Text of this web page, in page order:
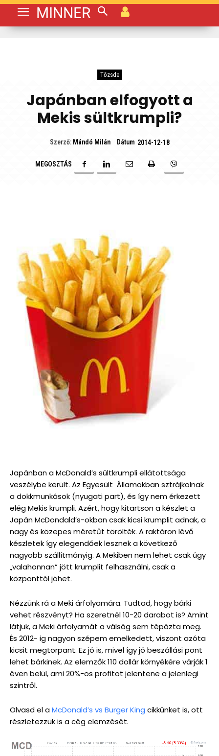
MINNER
Tőzsde
Japánban elfogyott a
Mekis sültkrumpli?
Szerző: Mándó Milán Dátum 2014-12-18
MEGOSZTÁS
Japánban a McDonald’s sültkrumpli ellátottsága
veszélybe került. Az Egyesült Államokban sztrájkolnak
a dokkmunkások (nyugati part), és így nem érkezett
elég Mekis krumpli. Azért, hogy kitartson a készlet a
Japán McDondald’s-okban csak kicsi krumplit adnak, a
nagy és közepes méretűt törölték. A raktáron lévő
készletek így elegendőek lesznek a következő
nagyobb szállítmányig. A Mekiben nem lehet csak úgy
„valahonnan” jött krumplit felhasználni, csak a
központtól jöhet.
Nézzünk rá a Meki árfolyamára. Tudtad, hogy bárki
vehet részvényt? Ha szeretnél 10-20 darabot is? Amint
látjuk, a Meki árfolyamát a válság sem tépázta meg.
És 2012- ig nagyon szépem emelkedett, viszont azóta
kicsit megtorpant. Ez jó is, mivel így jó beszállási pont
lehet bárkinek. Az elemzők 110 dollár környékére várják 1
éven belül, ami 20%-os profitot jelentene a jelenlegi
szintről.
Olvasd el aMcDonald’s vs Burger King cikkünket is, ott
részletezzük is a cég elemzését.